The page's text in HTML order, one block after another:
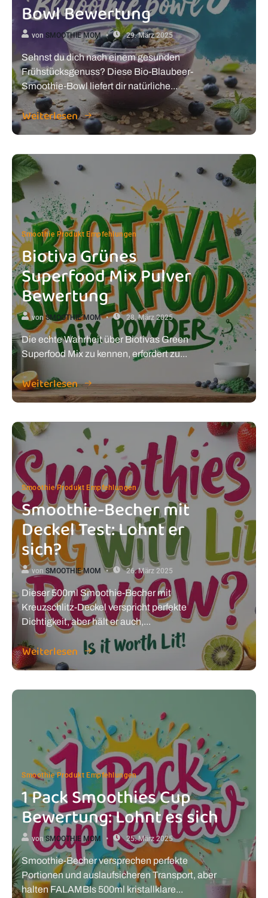
Bowl Bewertung
vonSMOOTHIE MOM 29. März 2025
Sehnst du dich nach einem gesunden
Frühstücksgenuss? Diese Bio-Blaubeer-
Smoothie-Bowl liefert dir natürliche...
Weiterlesen
Smoothie Produkt Empfehlungen
Biotiva Grünes
Superfood Mix Pulver
Bewertung
vonSMOOTHIE MOM 28. März 2025
Die echte Wahrheit über Biotivas Green
Superfood Mix zu kennen, erfordert zu...
Weiterlesen
Smoothie Produkt Empfehlungen
Smoothie-Becher mit
Deckel Test: Lohnt er
sich?
vonSMOOTHIE MOM 26. März 2025
Dieser 500ml Smoothie-Becher mit
Kreuzschlitz-Deckel verspricht perfekte
Dichtigkeit, aber hält er auch,...
Weiterlesen
Smoothie Produkt Empfehlungen
1 Pack Smoothies Cup
Bewertung: Lohnt es sich
vonSMOOTHIE MOM 25. März 2025
Smoothie-Becher versprechen perfekte
Portionen und auslaufsicheren Transport, aber
halten FALAMBIs 500ml kristallklare...